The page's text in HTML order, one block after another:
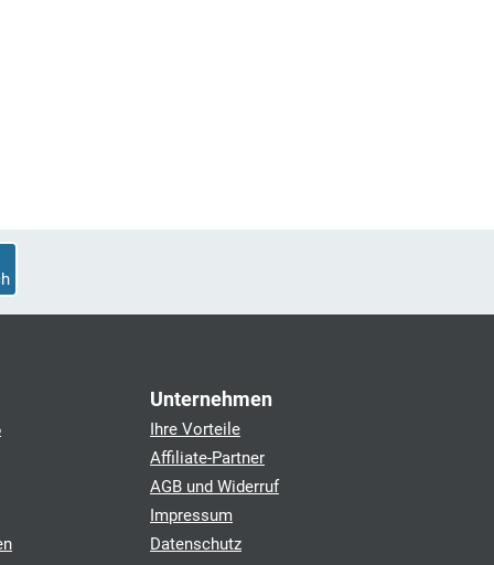
Unternehmen
Ihre Vorteile
Affiliate-Partner
AGB und Widerruf
Impressum
Datenschutz